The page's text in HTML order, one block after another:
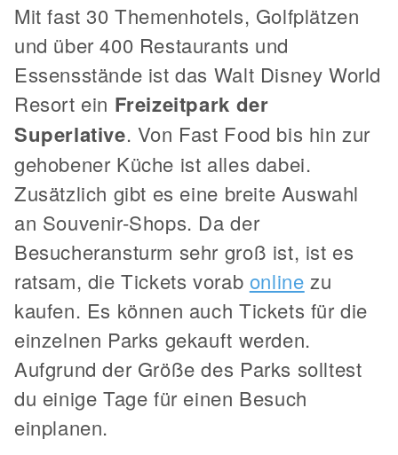
Mit fast 30 Themenhotels, Golfplätzen
und über 400 Restaurants und
Essensstände ist das Walt Disney World
Resort ein Freizeitpark der
Superlative. Von Fast Food bis hin zur
gehobener Küche ist alles dabei.
Zusätzlich gibt es eine breite Auswahl
an Souvenir-Shops. Da der
Besucheransturm sehr groß ist, ist es
ratsam, die Tickets vorab online zu
kaufen. Es können auch Tickets für die
einzelnen Parks gekauft werden.
Aufgrund der Größe des Parks solltest
du einige Tage für einen Besuch
einplanen.